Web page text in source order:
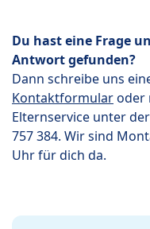
Du hast eine Frage
Antwort gefunden?
Dann schreibe uns
Kontaktformularoder
Elternservice unter
757 384. Wir sind
Uhr für dich da.